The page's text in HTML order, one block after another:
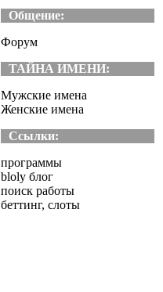
Общение:
Форум
ТАЙНА ИМЕНИ:
Мужские имена
Женские имена
Ссылки:
программы
bloly блог
поиск работы
беттинг, слоты